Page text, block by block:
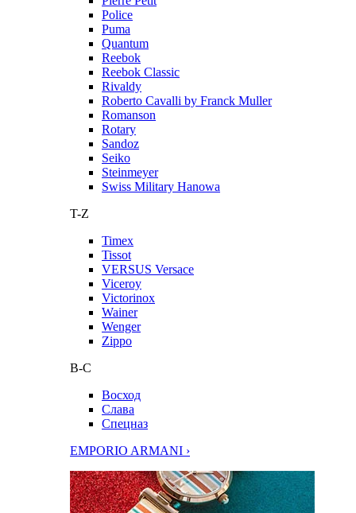
Police
Puma
Quantum
Reebok
Reebok Classic
Rivaldy
Roberto Cavalli by Franck Muller
Romanson
Rotary
Sandoz
Seiko
Steinmeyer
Swiss Military Hanowa
T-Z
Timex
Tissot
VERSUS Versace
Viceroy
Victorinox
Wainer
Wenger
Zippo
В-С
Восход
Слава
Спецназ
EMPORIO ARMANI ›